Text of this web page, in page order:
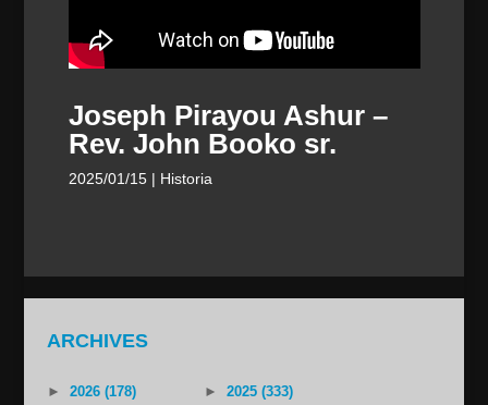
Joseph Pirayou Ashur –
Rev. John Booko sr.
2025/01/15| Historia
ARCHIVES
► 2026 (178) ►
2025 (333)